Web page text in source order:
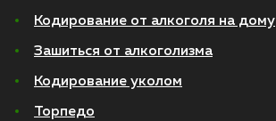
Кодирование от алкоголя на дому
Зашиться от алкоголизма
Кодирование уколом
Торпедо